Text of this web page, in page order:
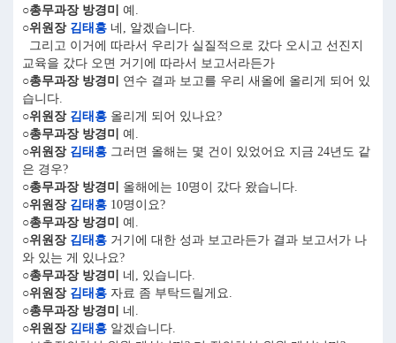
○총무과장 방경미
예.
○위원장 김태흥 네, 알겠습니다.
그리고 이거에 따라서 우리가 실질적으로 갔다 오시고 선진지
교육을 갔다 오면 거기에 따라서 보고서라든가
○총무과장 방경미
연수 결과 보고를 우리 새올에 올리게 되어 있
습니다.
○위원장 김태흥 올리게 되어 있나요?
○총무과장 방경미
예.
○위원장 김태흥 그러면 올해는 몇 건이 있었어요 지금 24년도 같
은 경우?
○총무과장 방경미
올해에는 10명이 갔다 왔습니다.
○위원장 김태흥 10명이요?
○총무과장 방경미
예.
○위원장 김태흥 거기에 대한 성과 보고라든가 결과 보고서가 나
와 있는 게 있나요?
○총무과장 방경미
네, 있습니다.
○위원장 김태흥 자료 좀 부탁드릴게요.
○총무과장 방경미
네.
○위원장 김태흥 알겠습니다.